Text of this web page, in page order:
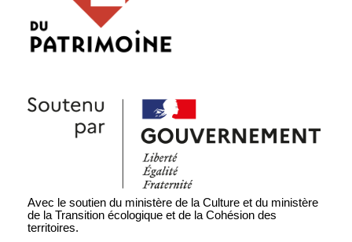
Avec le soutien du ministère de la Culture et du ministère
de la Transition écologique et de la Cohésion des
territoires.